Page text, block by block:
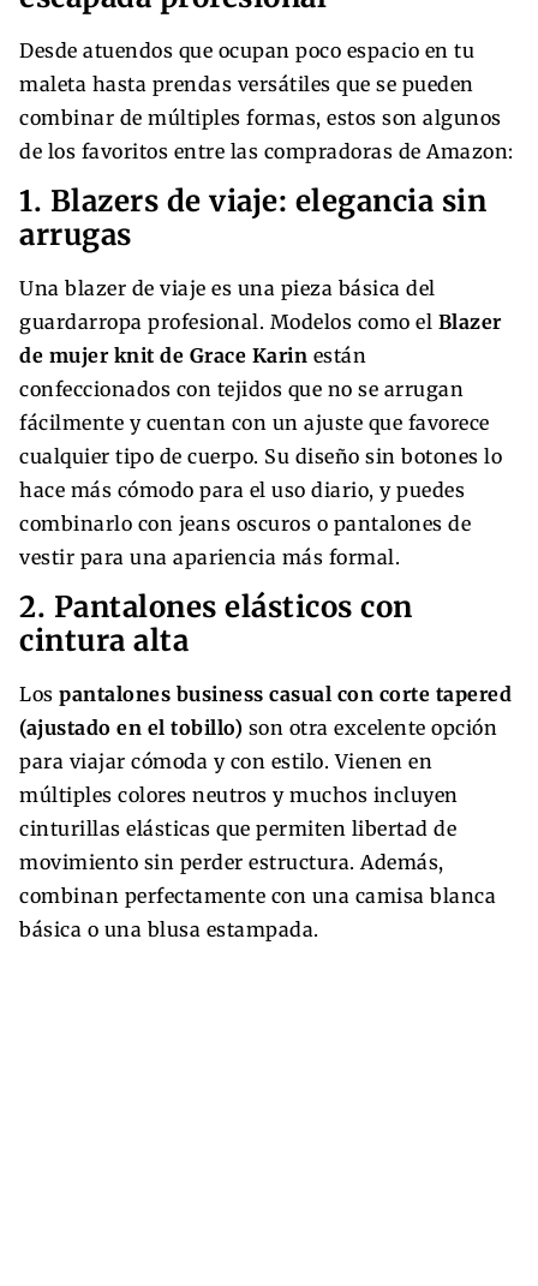
Desde atuendos que ocupan poco espacio en tu
maleta hasta prendas versátiles que se pueden
combinar de múltiples formas, estos son algunos
de los favoritos entre las compradoras de Amazon:
1. Blazers de viaje: elegancia sin
arrugas
Una blazer de viaje es una pieza básica del
guardarropa profesional. Modelos como el Blazer
de mujer knit de Grace Karin están
confeccionados con tejidos que no se arrugan
fácilmente y cuentan con un ajuste que favorece
cualquier tipo de cuerpo. Su diseño sin botones lo
hace más cómodo para el uso diario, y puedes
combinarlo con jeans oscuros o pantalones de
vestir para una apariencia más formal.
2. Pantalones elásticos con
cintura alta
Los pantalones business casual con corte tapered
(ajustado en el tobillo) son otra excelente opción
para viajar cómoda y con estilo. Vienen en
múltiples colores neutros y muchos incluyen
cinturillas elásticas que permiten libertad de
movimiento sin perder estructura. Además,
combinan perfectamente con una camisa blanca
básica o una blusa estampada.